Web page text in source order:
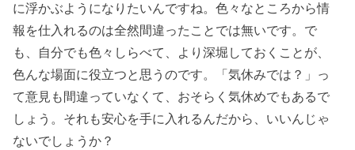
に浮かぶようになりたいんですね。色々なところから情
報を仕入れるのは全然間違ったことでは無いです。で
も、自分でも色々しらべて、より深堀しておくことが、
色んな場面に役立つと思うのです。「気休みでは？」っ
て意見も間違っていなくて、おそらく気休めでもあるで
しょう。それも安心を手に入れるんだから、いいんじゃ
ないでしょうか？